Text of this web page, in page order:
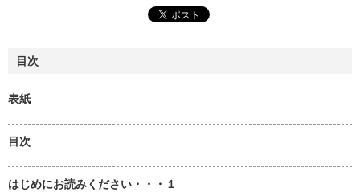
目次
表紙
目次
はじめにお読みください・・・１